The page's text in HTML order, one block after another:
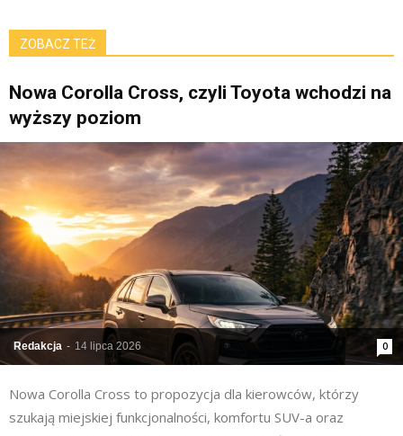
ZOBACZ TEŻ
Nowa Corolla Cross, czyli Toyota wchodzi na
wyższy poziom
Redakcja - 14 lipca 2026 0
Nowa Corolla Cross to propozycja dla kierowców, którzy
szukają miejskiej funkcjonalności, komfortu SUV-a oraz